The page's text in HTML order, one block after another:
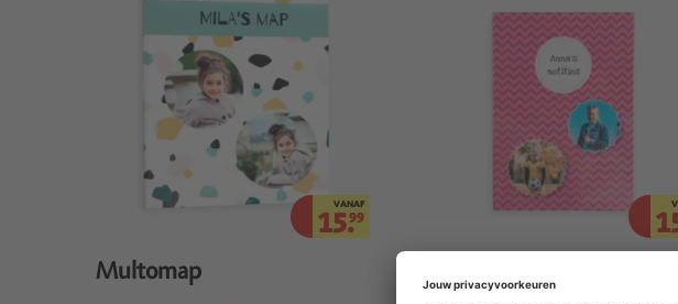
VANAF
15.99
Multomap